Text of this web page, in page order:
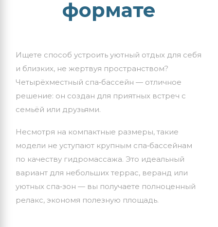
формате
Ищете способ устроить уютный отдых для себя
и близких, не жертвуя пространством?
Четырёхместный спа‑бассейн — отличное
решение: он создан для приятных встреч с
семьёй или друзьями.
Несмотря на компактные размеры, такие
модели не уступают крупным спа‑бассейнам
по качеству гидромассажа. Это идеальный
вариант для небольших террас, веранд или
уютных спа‑зон — вы получаете полноценный
релакс, экономя полезную площадь.